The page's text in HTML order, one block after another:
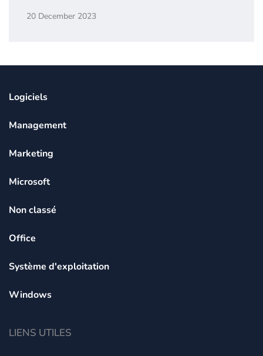
20 December 2023
Logiciels
Management
Marketing
Microsoft
Non classé
Office
Système d'exploitation
Windows
LIENS UTILES